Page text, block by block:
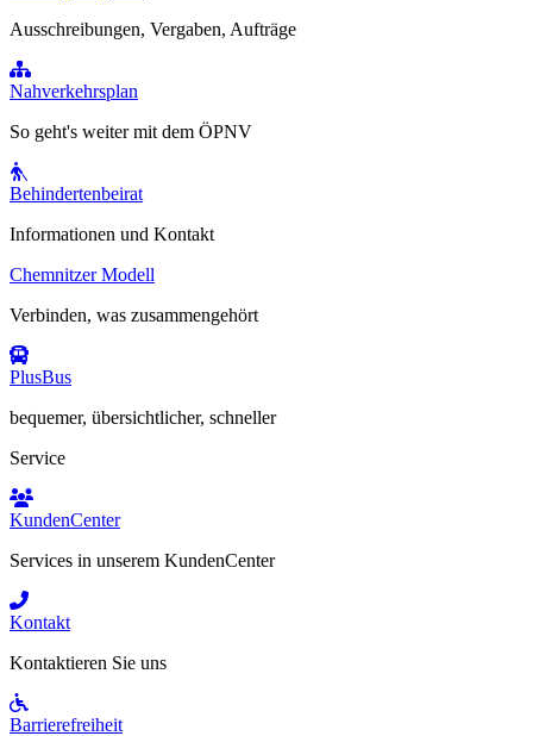
Ausschreibungen, Vergaben, Aufträge
Nahverkehrsplan
So geht's weiter mit dem ÖPNV
Behindertenbeirat
Informationen und Kontakt
Chemnitzer Modell
Verbinden, was zusammengehört
PlusBus
bequemer, übersichtlicher, schneller
Service
KundenCenter
Services in unserem KundenCenter
Kontakt
Kontaktieren Sie uns
Barrierefreiheit